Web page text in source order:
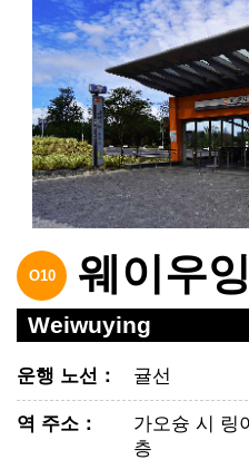
O10 웨이우잉
Weiwuying
운행 노선 ： 귤선
역 주소 ：
가오슝 시 링
층